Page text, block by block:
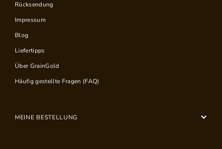
Rücksendung
Impressum
Blog
Liefertipps
Über GrainGold
Häufig gestellte Fragen (FAQ)
MEINE BESTELLUNG